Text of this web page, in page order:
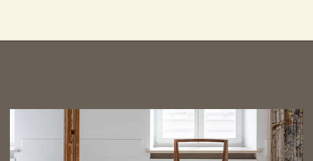
живого: актуальные художники, эксперимент
с формой, работой с материалом. Объекты,
которые легко представить в интерьере —
скульптуры, графика, визуальные